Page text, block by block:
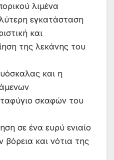
λιµένα
εγκατάσταση
και
της λεκάνης του
και η
σκαφών του
σε ένα ευρύ ενιαίο
και νότια της